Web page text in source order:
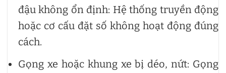
đậu không ổn định: Hệ thống truyền động
hoặc cơ cấu đặt số không hoạt động đúng
cách.
Gọng xe hoặc khung xe bị déo, nứt: Gọng